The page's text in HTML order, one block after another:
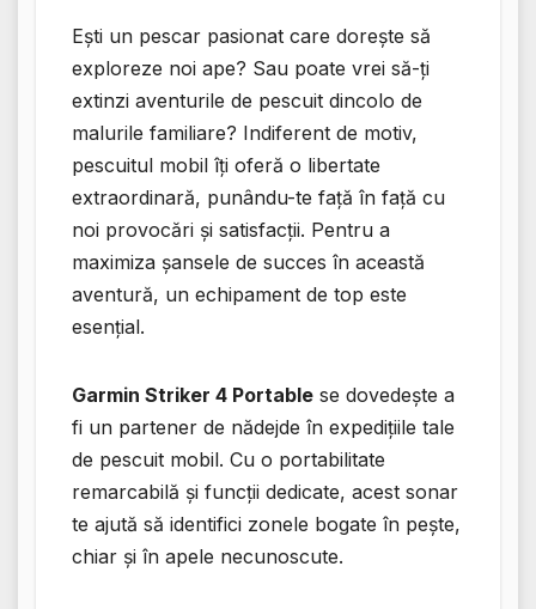
Ești un pescar pasionat care dorește să
exploreze noi ape? Sau poate vrei să-ți
extinzi aventurile de pescuit dincolo de
malurile familiare? Indiferent de motiv,
pescuitul mobil îți oferă o libertate
extraordinară, punându-te față în față cu
noi provocări și satisfacții. Pentru a
maximiza șansele de succes în această
aventură, un echipament de top este
esențial.
Garmin Striker 4 Portable se dovedește a
fi un partener de nădejde în expedițiile tale
de pescuit mobil. Cu o portabilitate
remarcabilă și funcții dedicate, acest sonar
te ajută să identifici zonele bogate în pește,
chiar și în apele necunoscute.